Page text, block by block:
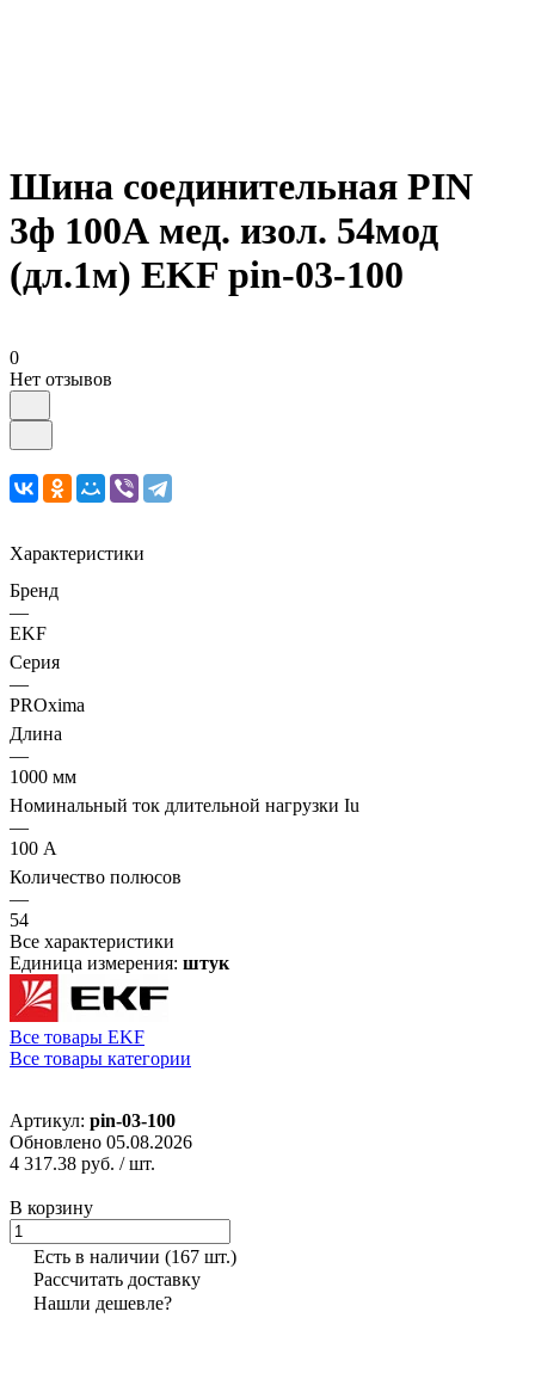
Шина соединительная PIN
3ф 100А мед. изол. 54мод
(дл.1м) EKF pin-03-100
0
Нет отзывов
Характеристики
Бренд
—
EKF
Серия
—
PROxima
Длина
—
1000 мм
Номинальный ток длительной нагрузки Iu
—
100 А
Количество полюсов
—
54
Все характеристики
Единица измерения: штук
Все товары EKF
Все товары категории
Артикул: pin-03-100
Обновлено 05.08.2026
4 317.38 руб. / шт.
В корзину
Есть в наличии (167 шт.)
Рассчитать доставку
Нашли дешевле?